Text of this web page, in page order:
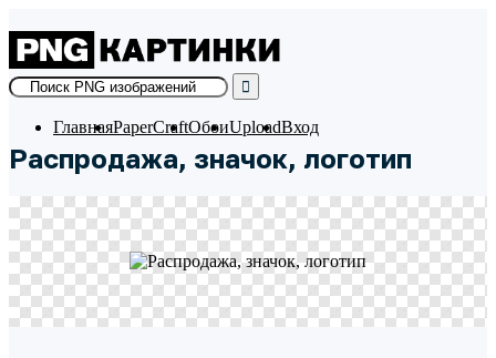
to
content
ГлавнаяPaperCraftОбоиUploadВход
Распродажа, значок, логотип